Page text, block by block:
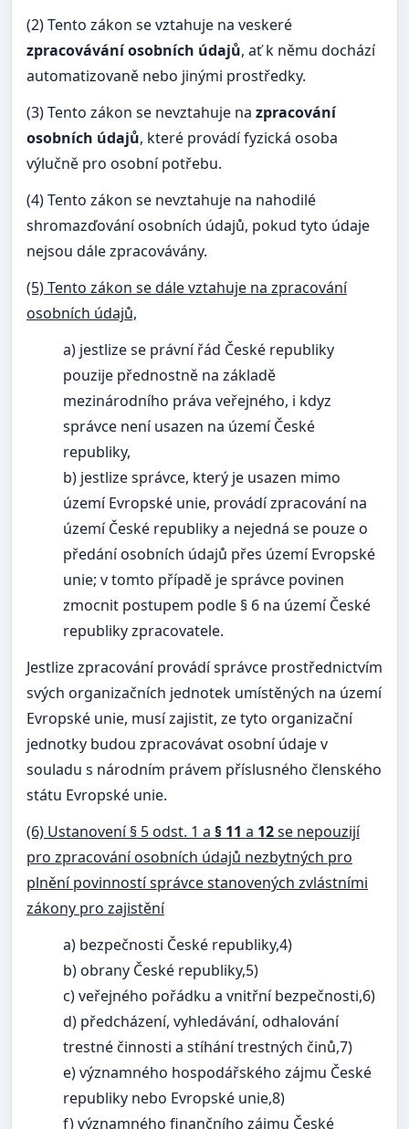
(2) Tento zákon se vztahuje na veskeré
zpracovávání osobních údajů, ať k němu dochází
automatizovaně nebo jinými prostředky.
(3) Tento zákon se nevztahuje na zpracování
osobních údajů, které provádí fyzická osoba
výlučně pro osobní potřebu.
(4) Tento zákon se nevztahuje na nahodilé
shromazďování osobních údajů, pokud tyto údaje
nejsou dále zpracovávány.
(5) Tento zákon se dále vztahuje na zpracování
osobních údajů,
a) jestlize se právní řád České republiky
pouzije přednostně na základě
mezinárodního práva veřejného, i kdyz
správce není usazen na území České
republiky,
b) jestlize správce, který je usazen mimo
území Evropské unie, provádí zpracování na
území České republiky a nejedná se pouze o
předání osobních údajů přes území Evropské
unie; v tomto případě je správce povinen
zmocnit postupem podle § 6 na území České
republiky zpracovatele.
Jestlize zpracování provádí správce prostřednictvím
svých organizačních jednotek umístěných na území
Evropské unie, musí zajistit, ze tyto organizační
jednotky budou zpracovávat osobní údaje v
souladu s národním právem příslusného členského
státu Evropské unie.
(6) Ustanovení § 5 odst. 1 a § 11 a 12se nepouzijí
pro zpracování osobních údajů nezbytných pro
plnění povinností správce stanovených zvlástními
zákony pro zajistění
a) bezpečnosti České republiky,4)
b) obrany České republiky,5)
c) veřejného pořádku a vnitřní bezpečnosti,6)
d) předcházení, vyhledávání, odhalování
trestné činnosti a stíhání trestných činů,7)
e) významného hospodářského zájmu České
republiky nebo Evropské unie,8)
f) významného finančního zájmu České